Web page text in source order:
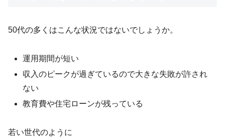
50代の多くはこんな状況ではないでしょうか。
運用期間が短い
収入のピークが過ぎているので大きな失敗が許され
ない
教育費や住宅ローンが残っている
若い世代のように